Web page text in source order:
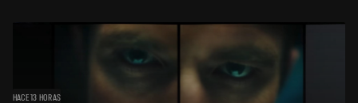
HACE 13 HORAS